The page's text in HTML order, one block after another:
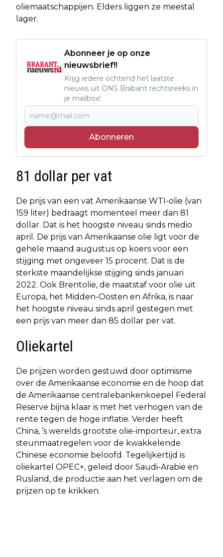
oliemaatschappijen. Elders liggen ze meestal
lager.
Abonneer je op onze
nieuwsbrief!!
Krijg iedere ochtend het laatste
nieuws uit ONS Brabant rechtsreeks in
je mailbox!
Abonneren
81 dollar per vat
De prijs van een vat Amerikaanse WTI-olie (van
159 liter) bedraagt momenteel meer dan 81
dollar. Dat is het hoogste niveau sinds medio
april. De prijs van Amerikaanse olie ligt voor de
gehele maand augustus op koers voor een
stijging met ongeveer 15 procent. Dat is de
sterkste maandelijkse stijging sinds januari
2022. Ook Brentolie, de maatstaf voor olie uit
Europa, het Midden-Oosten en Afrika, is naar
het hoogste niveau sinds april gestegen met
een prijs van meer dan 85 dollar per vat.
Oliekartel
De prijzen worden gestuwd door optimisme
over de Amerikaanse economie en de hoop dat
de Amerikaanse centralebankenkoepel Federal
Reserve bijna klaar is met het verhogen van de
rente tegen de hoge inflatie. Verder heeft
China, ’s werelds grootste olie-importeur, extra
steunmaatregelen voor de kwakkelende
Chinese economie beloofd. Tegelijkertijd is
oliekartel OPEC+, geleid door Saudi-Arabië en
Rusland, de productie aan het verlagen om de
prijzen op te krikken.